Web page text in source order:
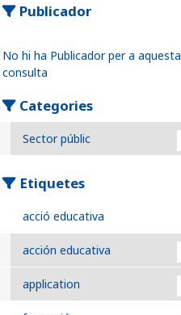
Publicador
No hi ha Publicador per a aquesta
consulta
Categories
Sector públic
Etiquetes
acció educativa
acción educativa
application